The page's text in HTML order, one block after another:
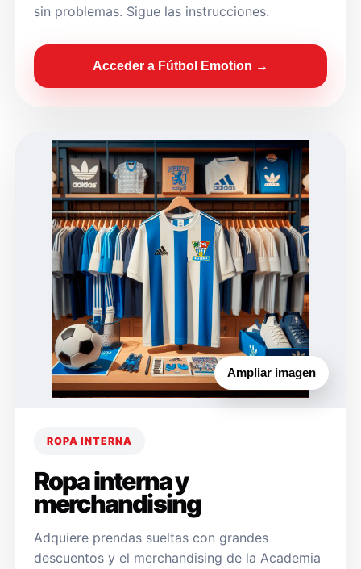
sin problemas. Sigue las instrucciones.
Acceder a Fútbol Emotion →
Ampliar imagen
ROPA INTERNA
Ropa interna y
merchandising
Adquiere prendas sueltas con grandes
descuentos y el merchandising de la Academia